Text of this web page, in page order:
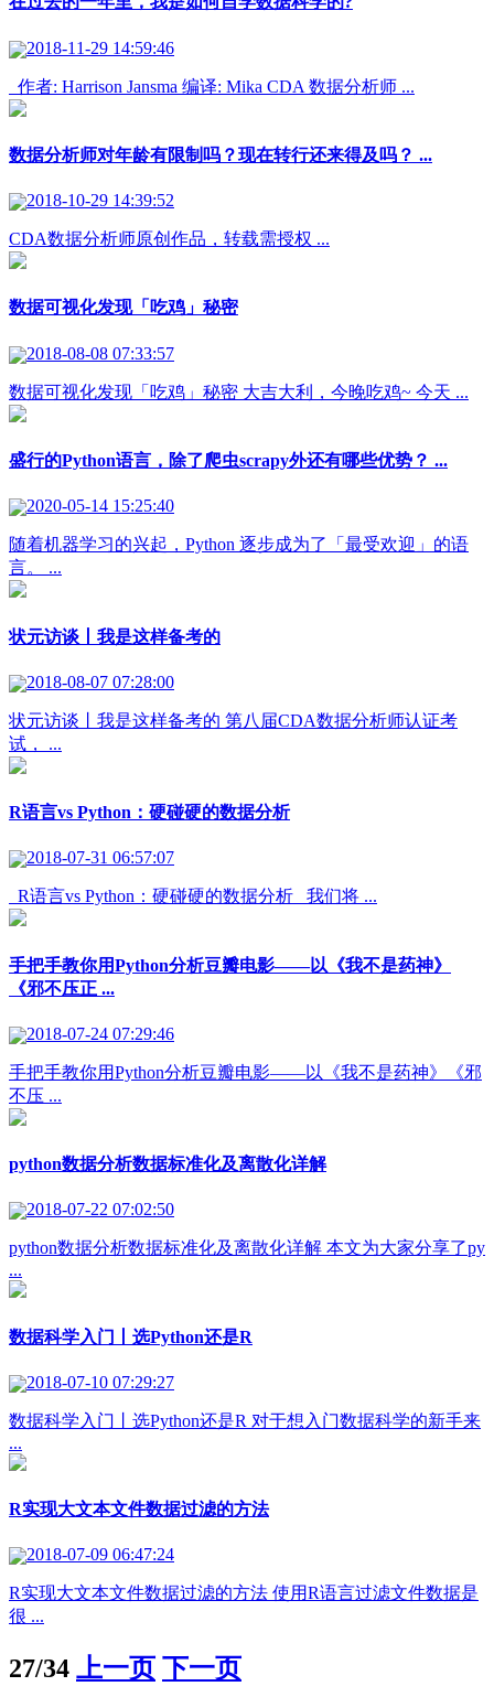
2018-11-29 14:59:46
作者: Harrison Jansma 编译: Mika CDA 数据分析师 ...
数据分析师对年龄有限制吗？现在转行还来得及吗？ ...
2018-10-29 14:39:52
CDA数据分析师原创作品，转载需授权 ...
数据可视化发现「吃鸡」秘密
2018-08-08 07:33:57
数据可视化发现「吃鸡」秘密 大吉大利，今晚吃鸡~ 今天 ...
盛行的Python语言，除了爬虫scrapy外还有哪些优势？ ...
2020-05-14 15:25:40
随着机器学习的兴起，Python 逐步成为了「最受欢迎」的语
言。 ...
状元访谈丨我是这样备考的
2018-08-07 07:28:00
状元访谈丨我是这样备考的 第八届CDA数据分析师认证考
试， ...
R语言vs Python：硬碰硬的数据分析
2018-07-31 06:57:07
R语言vs Python：硬碰硬的数据分析 我们将 ...
手把手教你用Python分析豆瓣电影——以《我不是药神》
《邪不压正 ...
2018-07-24 07:29:46
手把手教你用Python分析豆瓣电影——以《我不是药神》《邪
不压 ...
python数据分析数据标准化及离散化详解
2018-07-22 07:02:50
python数据分析数据标准化及离散化详解 本文为大家分享了py
...
数据科学入门丨选Python还是R
2018-07-10 07:29:27
数据科学入门丨选Python还是R 对于想入门数据科学的新手来
...
R实现大文本文件数据过滤的方法
2018-07-09 06:47:24
R实现大文本文件数据过滤的方法 使用R语言过滤文件数据是
很 ...
27/34 上一页 下一页